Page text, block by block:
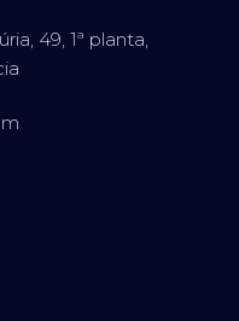
49, 1ª planta,